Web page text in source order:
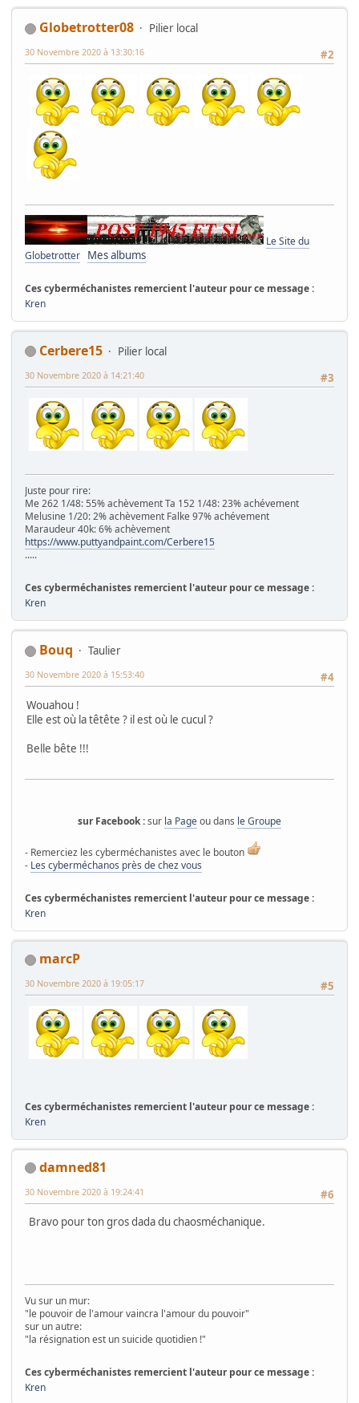
Globetrotter08
Pilier local
#2
30 Novembre 2020 à 13:30:16
Le Site du
Globetrotter Mes albums
Ces cyberméchanistes remercient l'auteur pour ce message :
Kren
Cerbere15
Pilier local
#3
30 Novembre 2020 à 14:21:40
Juste pour rire:
Me 262 1/48: 55% achèvement Ta 152 1/48: 23% achévement
Melusine 1/20: 2% achèvement Falke 97% achévement
Maraudeur 40k: 6% achèvement
https://www.puttyandpaint.com/Cerbere15
.....
Ces cyberméchanistes remercient l'auteur pour ce message :
Kren
Bouq
Taulier
#4
30 Novembre 2020 à 15:53:40
Wouahou !
Elle est où la têtête ? il est où le cucul ?
Belle bête !!!
sur Facebook :sur la Pageou dans le Groupe
- Remerciez les cyberméchanistes avec le bouton
- Les cyberméchanos près de chez vous
Ces cyberméchanistes remercient l'auteur pour ce message :
Kren
marcP
#5
30 Novembre 2020 à 19:05:17
Ces cyberméchanistes remercient l'auteur pour ce message :
Kren
damned81
#6
30 Novembre 2020 à 19:24:41
Bravo pour ton gros dada du chaosméchanique.
Vu sur un mur:
"le pouvoir de l'amour vaincra l'amour du pouvoir"
sur un autre:
"la résignation est un suicide quotidien !"
Ces cyberméchanistes remercient l'auteur pour ce message :
Kren